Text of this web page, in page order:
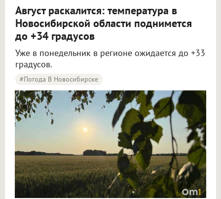
Август раскалится: температура в
Новосибирской области поднимется
до +34 градусов
Уже в понедельник в регионе ожидается до +33
градусов.
#Погода В Новосибирске